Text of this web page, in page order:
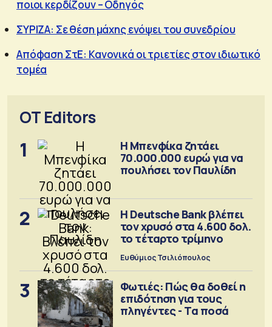
ποιοι κερδίζουν – Οδηγός
ΣΥΡΙΖΑ: Σε θέση μάχης ενόψει του συνεδρίου
Απόφαση ΣτΕ: Κανονικά οι τριετίες στον ιδιωτικό
τομέα
OT Editors
1
Η Μπενφίκα ζητάει
70.000.000 ευρώ για να
πουλήσει τον Παυλίδη
2
Η Deutsche Bank βλέπει
τον χρυσό στα 4.600 δολ.
το τέταρτο τρίμηνο
Ευθύμιος Τσιλιόπουλος
3
Φωτιές: Πώς θα δοθεί η
επιδότηση για τους
πληγέντες - Τα ποσά